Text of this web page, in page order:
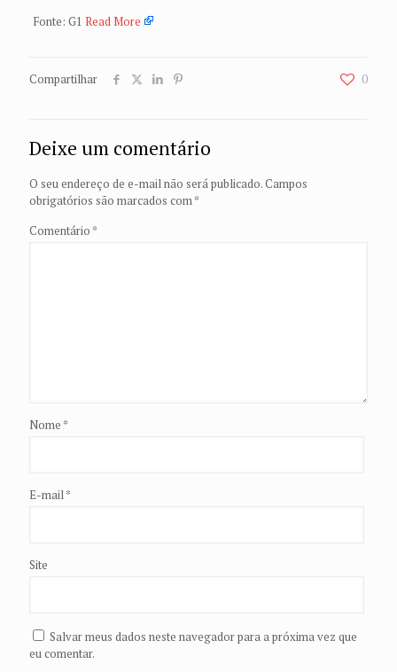
Fonte: G1 Read More
Compartilhar 0
Deixe um comentário
O seu endereço de e-mail não será publicado.Campos
obrigatórios são marcados com*
Comentário *
Nome *
E-mail*
Site
Salvar meus dados neste navegador para a próxima vez que
eu comentar.